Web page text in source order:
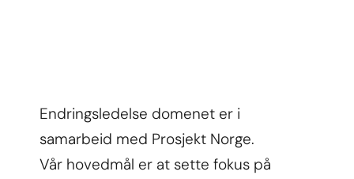
Endringsledelse domenet er i
samarbeid med Prosjekt Norge.
Vår hovedmål er at sette fokus på